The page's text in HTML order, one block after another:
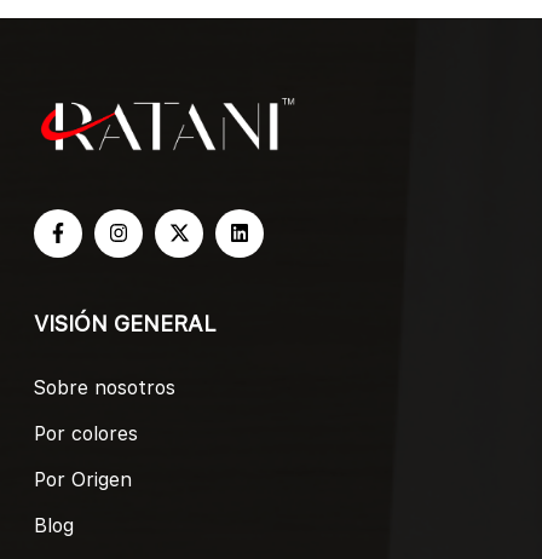
VISIÓN GENERAL
Sobre nosotros
Por colores
Por Origen
Blog